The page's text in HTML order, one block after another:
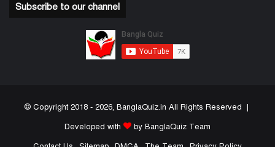
Subscribe to our channel
© Copyright 2018 - 2026, BanglaQuiz.in All Rights Reserved |
Developed with
by BanglaQuiz Team